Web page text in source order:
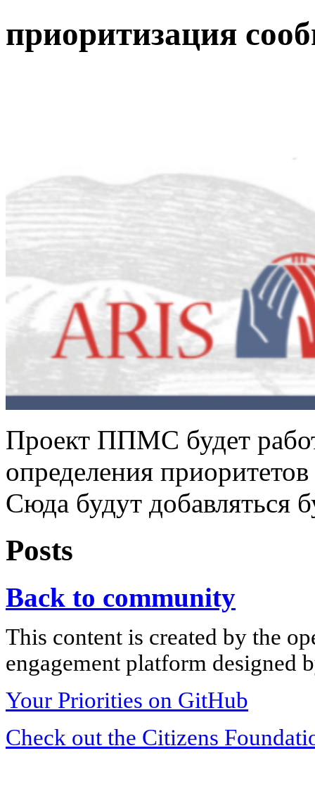
приоритизация
Проект ППМС будет
определения
Сюда будут добавляться
Posts
Back to community
This content is created by the
engagement platform designed
Your Priorities on GitHub
Check out the Citizens